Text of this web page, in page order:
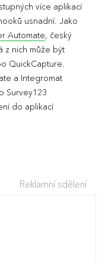
více aplikací
usnadní. Jako
Automate, český
z nich může být
QuickCapture.
a Integromat
Survey123
do aplikací
Reklamní sdělení